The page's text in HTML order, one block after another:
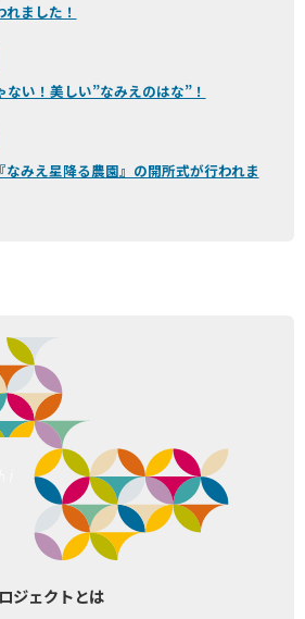
ました！
い！美しい”なみえのはな”！
みえ星降る農園』の開所式が行われま
ジェクトとは